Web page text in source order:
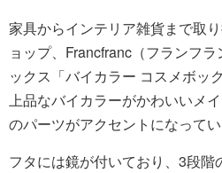
家具からインテリア雑貨まで取
ョップ、Francfranc（フランフ
ックス「バイカラー コスメボッ
上品なバイカラーがかわいいメ
のパーツがアクセントになってい
フタには鏡が付いており、3段階